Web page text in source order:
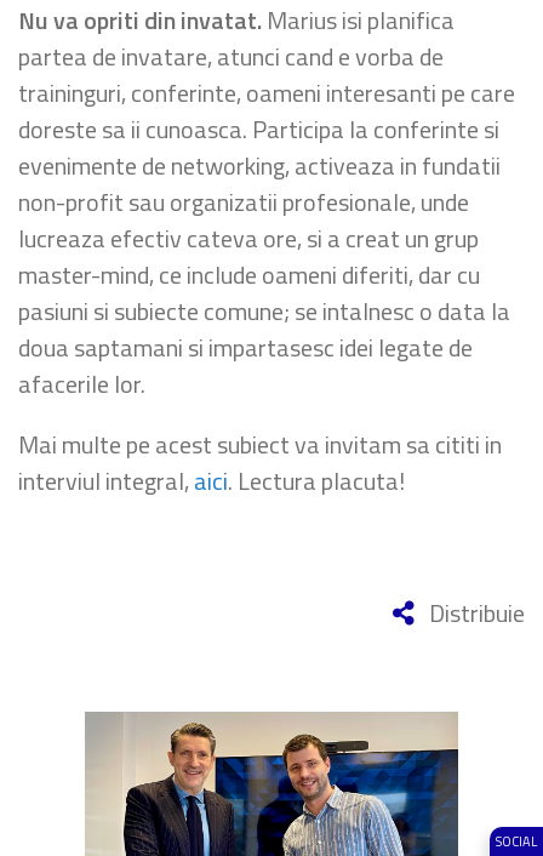
SOCIAL
Nu va opriti din invatat.Marius isi planifica
partea de invatare, atunci cand e vorba de
traininguri, conferinte, oameni interesanti pe care
doreste sa ii cunoasca. Participa la conferinte si
evenimente de networking, activeaza in fundatii
non-profit sau organizatii profesionale, unde
lucreaza efectiv cateva ore, si a creat un grup
master-mind, ce include oameni diferiti, dar cu
pasiuni si subiecte comune; se intalnesc o data la
doua saptamani si impartasesc idei legate de
afacerile lor.
Mai multe pe acest subiect va invitam sa cititi in
interviul integral,aici. Lectura placuta!
Distribuie